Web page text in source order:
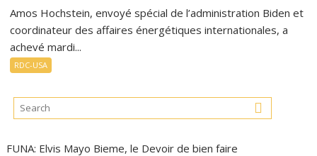
Amos Hochstein, envoyé spécial de l’administration Biden et
coordinateur des affaires énergétiques internationales, a
achevé mardi...
RDC-USA
FUNA: Elvis Mayo Bieme, le Devoir de bien faire